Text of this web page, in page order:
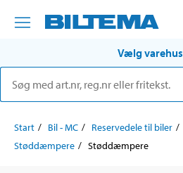
Vælg varehus
Start Bil - MC Reservedele til biler
Støddæmpere
Støddæmpere